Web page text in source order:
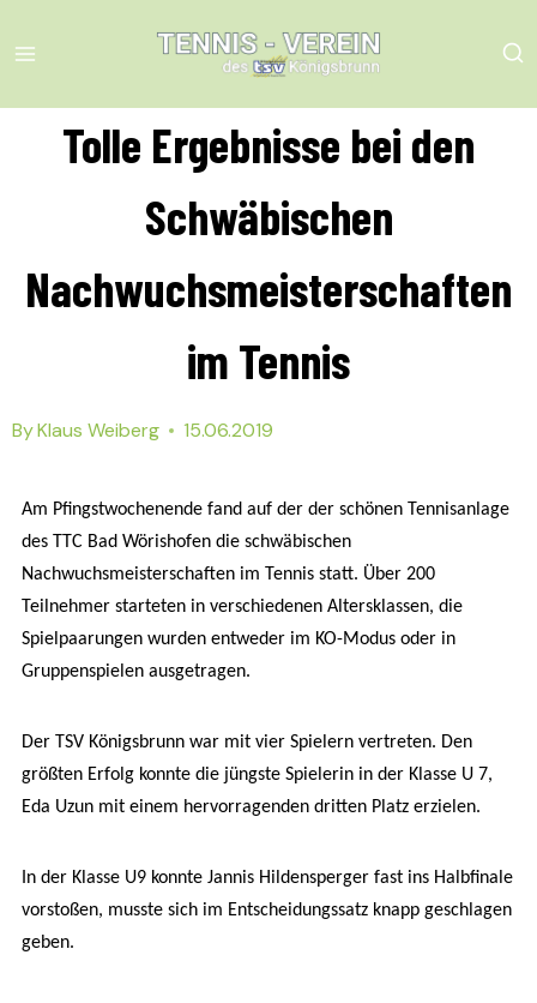
to
Tolle Ergebnisse bei den
Schwäbischen
Nachwuchsmeisterschaften
im Tennis
ByKlaus Weiberg 15.06.2019
Am Pfingstwochenende fand auf der der schönen Tennisanlage
des TTC Bad Wörishofen die schwäbischen
Nachwuchsmeisterschaften im Tennis statt. Über 200
Teilnehmer starteten in verschiedenen Altersklassen, die
Spielpaarungen wurden entweder im KO-Modus oder in
Gruppenspielen ausgetragen.
Der TSV Königsbrunn war mit vier Spielern vertreten. Den
größten Erfolg konnte die jüngste Spielerin in der Klasse U 7,
Eda Uzun mit einem hervorragenden dritten Platz erzielen.
In der Klasse U9 konnte Jannis Hildensperger fast ins Halbfinale
vorstoßen, musste sich im Entscheidungssatz knapp geschlagen
geben.